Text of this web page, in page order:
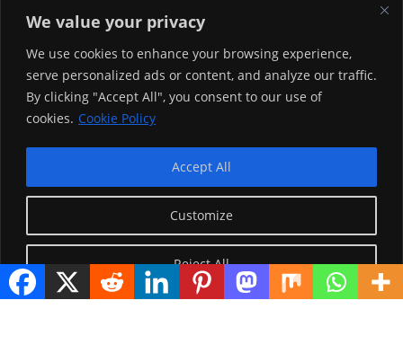
We value your privacy
We use cookies to enhance your browsing experience,
serve personalized ads or content, and analyze our traffic.
By clicking "Accept All", you consent to our use of
cookies. Cookie Policy
Customize
Reject All
Accept All
Teessoo Keenya